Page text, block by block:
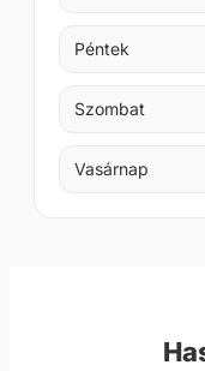
Péntek
Szombat
Vasárnap